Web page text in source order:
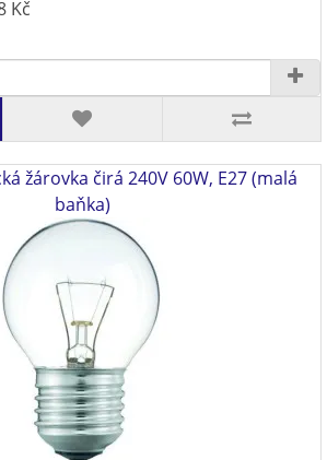
Kč
žárovka čirá 240V 60W, E27 (malá
baňka)